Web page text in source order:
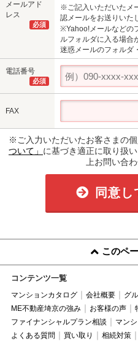
メールアド
レス
必須
※ご記入いただいたメ
認メールをお送りいた
※Yahoo!メールなどの
ルフォルダに入る場合
迷惑メールのフォルダ
電話番号
必須
FAX
※ご入力いただいたお客さまの個
ついて」 に基づき適正に取り扱
上お問い合わ
同意し
このペ
コンテンツ一覧
マンションカタログ 会社概要 グ
ME不動産埼京の強み
お客様の声
ファイナンシャルプラン相談
マン
よくある質問
買い取り 相続対策